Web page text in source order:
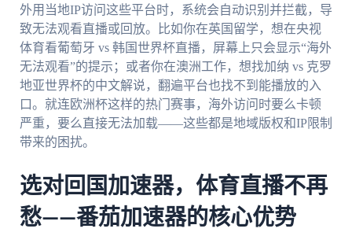
外用当地IP访问这些平台时，系统会自动识别并拦截，导
致无法观看直播或回放。比如你在英国留学，想在央视
体育看葡萄牙 vs 韩国世界杯直播，屏幕上只会显示“海外
无法观看”的提示；或者你在澳洲工作，想找加纳 vs 克罗
地亚世界杯的中文解说，翻遍平台也找不到能播放的入
口。就连欧洲杯这样的热门赛事，海外访问时要么卡顿
严重，要么直接无法加载——这些都是地域版权和IP限制
带来的困扰。
选对回国加速器，体育直播不再
愁——番茄加速器的核心优势